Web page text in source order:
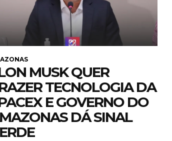
MUSK QUER
TECNOLOGIA DA
E GOVERNO DO
DÁ SINAL